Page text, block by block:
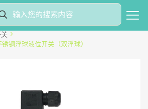
>
钢浮球液位开关（双浮球）